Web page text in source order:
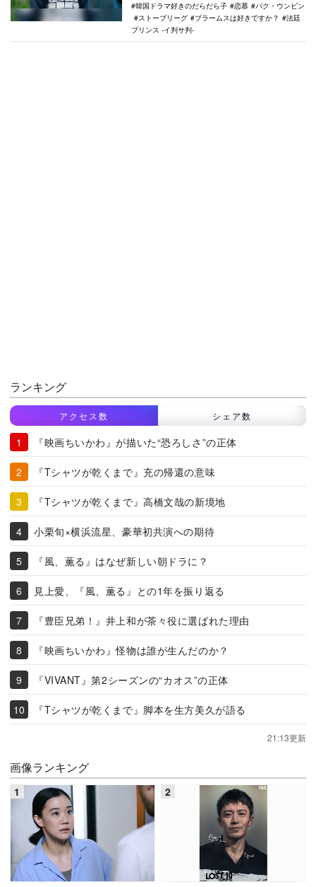
韓国ドラマ好きのだらだら子
恋慕
パク・ウンビン
ストーブリーグ
ブラームスは好きですか？
法廷
プリンス -イ判サ判-
ランキング
アクセス数 シェア数
『映画ちいかわ』が描いた“恐ろしさ”の正体
『Tシャツが乾くまで』充の帰還の意味
『Tシャツが乾くまで』高橋文哉の新境地
小栗旬×横浜流星、豪華初共演への期待
『風、薫る』はなぜ新しい朝ドラに？
見上愛、『風、薫る』との1年を振り返る
『豊臣兄弟！』井上和が茶々役に選ばれた理由
『映画ちいかわ』怪物は誰が生んだのか？
『VIVANT』第2シーズンの“カオス”の正体
『Tシャツが乾くまで』脚本を生方美久が語る
21:13更新
画像ランキング